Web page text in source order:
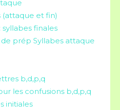
(attaque et fin)
syllabes finales
prép Syllabes attaque
b,d,p,q
les confusions b,d,p,q
initiales